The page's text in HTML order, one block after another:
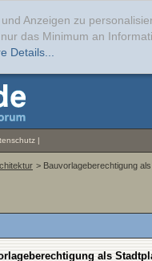
Anzeigen zu
das Minimum an
Details...
|
> Bauvorlageberechtigung
als